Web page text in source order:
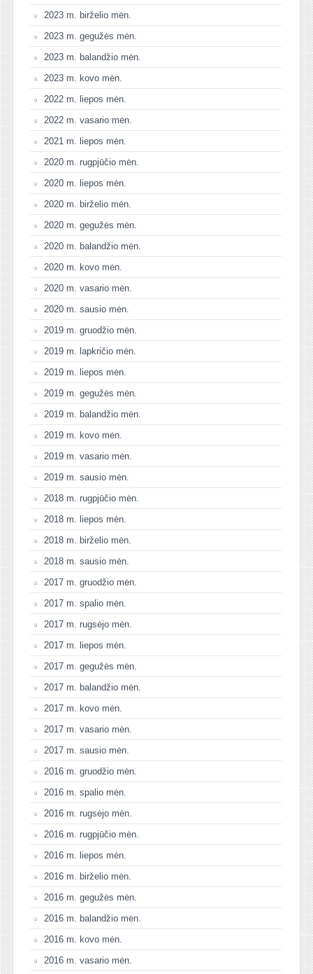
2023 m. birželio mėn.
2023 m. gegužės mėn.
2023 m. balandžio mėn.
2023 m. kovo mėn.
2022 m. liepos mėn.
2022 m. vasario mėn.
2021 m. liepos mėn.
2020 m. rugpjūčio mėn.
2020 m. liepos mėn.
2020 m. birželio mėn.
2020 m. gegužės mėn.
2020 m. balandžio mėn.
2020 m. kovo mėn.
2020 m. vasario mėn.
2020 m. sausio mėn.
2019 m. gruodžio mėn.
2019 m. lapkričio mėn.
2019 m. liepos mėn.
2019 m. gegužės mėn.
2019 m. balandžio mėn.
2019 m. kovo mėn.
2019 m. vasario mėn.
2019 m. sausio mėn.
2018 m. rugpjūčio mėn.
2018 m. liepos mėn.
2018 m. birželio mėn.
2018 m. sausio mėn.
2017 m. gruodžio mėn.
2017 m. spalio mėn.
2017 m. rugsėjo mėn.
2017 m. liepos mėn.
2017 m. gegužės mėn.
2017 m. balandžio mėn.
2017 m. kovo mėn.
2017 m. vasario mėn.
2017 m. sausio mėn.
2016 m. gruodžio mėn.
2016 m. spalio mėn.
2016 m. rugsėjo mėn.
2016 m. rugpjūčio mėn.
2016 m. liepos mėn.
2016 m. birželio mėn.
2016 m. gegužės mėn.
2016 m. balandžio mėn.
2016 m. kovo mėn.
2016 m. vasario mėn.